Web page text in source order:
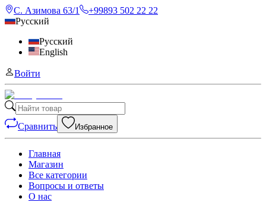
С. Азимова 63/1
+99893 502 22 22
Русский
Русский
English
Войти
Сравнить Избранное
Главная
Магазин
Все категории
Вопросы и ответы
О нас